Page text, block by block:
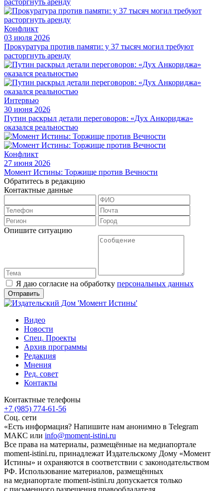
Конфликт
03 июля 2026
Прокуратура против памяти: у 37 тысяч могил требуют
расторгнуть аренду
Интервью
30 июня 2026
Путин раскрыл детали переговоров: «Дух Анкориджа»
оказался реальностью
Конфликт
27 июня 2026
Момент Истины: Торжище против Вечности
Обратитесь в редакцию
Контактные данные
Опишите ситуацию
Я даю согласие на обработку персональных данных
Видео
Новости
Спец. Проекты
Архив программы
Редакция
Мнения
Ред. совет
Контакты
Контактные телефоны
+7 (985) 774-61-56
Соц. сети
«Есть информация? Напишите нам анонимно в Telegram
МАКС или info@moment-istini.ru
Все права на материалы, размещённые на медиапортале
moment-istini.ru, принадлежат Издательскому Дому «Момент
Истины» и охраняются в соответствии с законодательством
РФ. Использование материалов, размещённых
на медиапортале moment-istini.ru допускается только
с письменного разрешения правообладателя